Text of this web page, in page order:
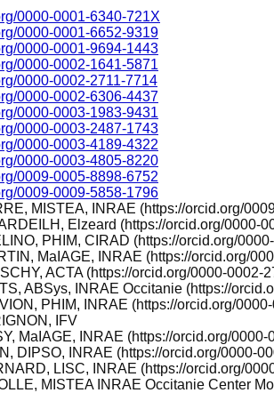
0000-0001-6340-721X
0000-0001-6652-9319
0000-0001-9694-1443
0000-0002-1641-5871
0000-0002-2711-7714
0000-0002-6306-4437
0000-0003-1983-9431
0000-0003-2487-1743
0000-0003-4189-4322
0000-0003-4805-8220
0009-0005-8898-6752
0009-0009-5858-1796
MISTEA, INRAE (https://orcid.org/
Elzeard (https://orcid.org/0000-
PHIM, CIRAD (https://orcid.org/
MaIAGE, INRAE (https://orcid.org/
ACTA (https://orcid.org/0000-0002-
ABSys, INRAE Occitanie (https://
PHIM, INRAE (https://orcid.org/
IFV
MaIAGE, INRAE (https://orcid.org/
DIPSO, INRAE (https://orcid.org/0000-
LISC, INRAE (https://orcid.org/
MISTEA INRAE Occitanie Center